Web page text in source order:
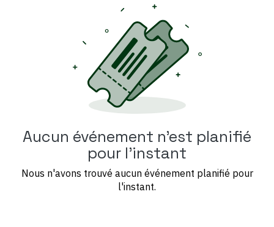
Aucun événement n'est planifié
pour l'instant
Nous n'avons trouvé aucun événement planifié pour
l'instant.